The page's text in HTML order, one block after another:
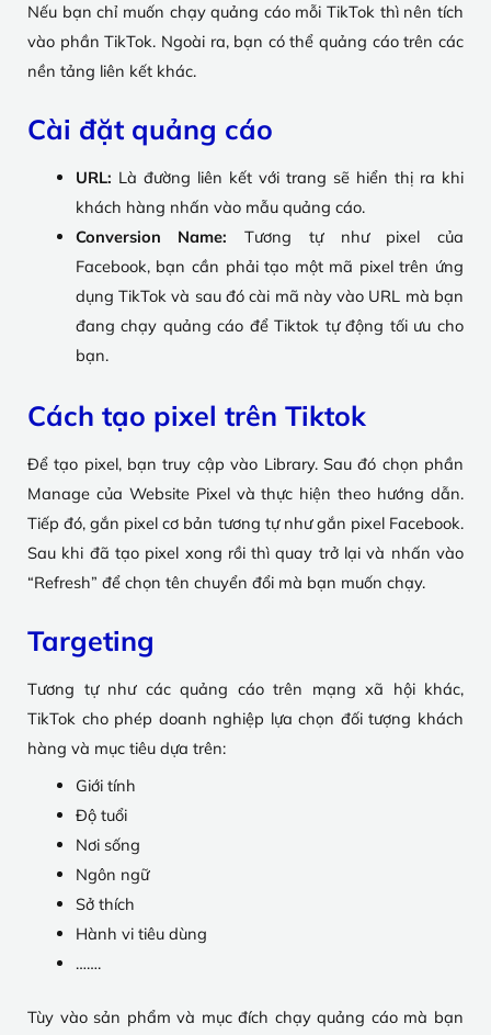
Nếu bạn chỉ muốn chạy quảng cáo mỗi TikTok thì nên tích
vào phần TikTok. Ngoài ra, bạn có thể quảng cáo trên các
nền tảng liên kết khác.
Cài đặt quảng cáo
URL: Là đường liên kết với trang sẽ hiển thị ra khi
khách hàng nhấn vào mẫu quảng cáo.
Conversion Name: Tương tự như pixel của
Facebook, bạn cần phải tạo một mã pixel trên ứng
dụng TikTok và sau đó cài mã này vào URL mà bạn
đang chạy quảng cáo để Tiktok tự động tối ưu cho
bạn.
Cách tạo pixel trên Tiktok
Để tạo pixel, bạn truy cập vào Library. Sau đó chọn phần
Manage của Website Pixel và thực hiện theo hướng dẫn.
Tiếp đó, gắn pixel cơ bản tương tự như gắn pixel Facebook.
Sau khi đã tạo pixel xong rồi thì quay trở lại và nhấn vào
“Refresh” để chọn tên chuyển đổi mà bạn muốn chạy.
Targeting
Tương tự như các quảng cáo trên mạng xã hội khác,
TikTok cho phép doanh nghiệp lựa chọn đối tượng khách
hàng và mục tiêu dựa trên:
Giới tính
Độ tuổi
Nơi sống
Ngôn ngữ
Sở thích
Hành vi tiêu dùng
…….
Tùy vào sản phẩm và mục đích chạy quảng cáo mà bạn